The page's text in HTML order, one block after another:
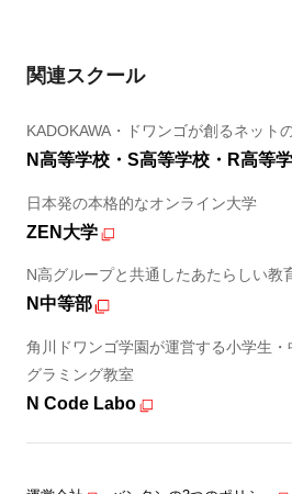
関連スクール
KADOKAWA・ドワンゴが創るネット
N高等学校・S高等学校・R高等
日本発の本格的なオンライン大学
ZEN大学
N高グループと共通したあたらしい教
N中等部
角川ドワンゴ学園が運営する小学生
グラミング教室
N Code Labo